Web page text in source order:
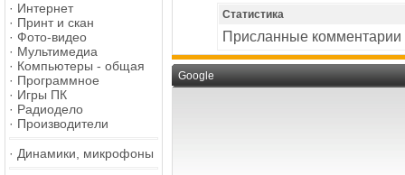
· Интернет
· Принт и скан
· Фото-видео
· Мультимедиа
· Компьютеры - общая
· Программное
· Игры ПК
· Радиодело
· Производители
· Динамики, микрофоны
Статистика
Присланные комментарии
Google